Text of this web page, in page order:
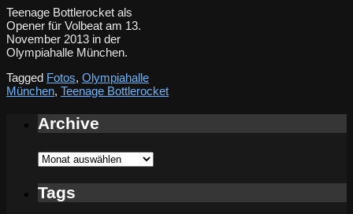
Teenage Bottlerocket als
Opener für Volbeat am 13.
November 2013 in der
Olympiahalle München.
Tagged Fotos, Olympiahalle
München, Teenage Bottlerocket
Archive
Archive
Tags